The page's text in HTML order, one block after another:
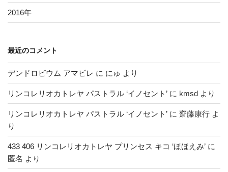
2016年
最近のコメント
デンドロビウム アマビレ に にゅ より
リンコレリオカトレヤ パストラル ‘イノセント’ に kmsd より
リンコレリオカトレヤ パストラル ‘イノセント’ に 齋藤康行 よ
り
433 406 リンコレリオカトレヤ プリンセス キコ ‘ほほえみ’ に
匿名 より